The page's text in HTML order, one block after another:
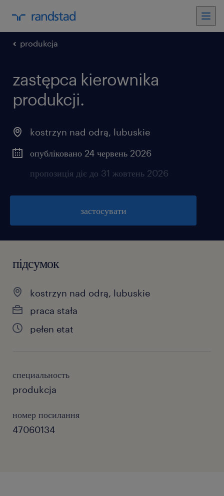
produkcja
zastępca kierownika
produkcji.
kostrzyn nad odrą, lubuskie
опубліковано 24 червень 2026
пропозиція діє до 31 жовтень 2026
застосувати
підсумок
kostrzyn nad odrą, lubuskie
praca stała
pełen etat
специальность
produkcja
номер посилання
47060134